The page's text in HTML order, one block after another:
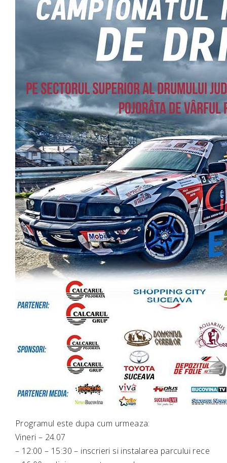
Programul este dupa cum urmeaza:
Vineri – 24.07
– 12:00 – 15:30 – inscrieri si instalarea parcului rece